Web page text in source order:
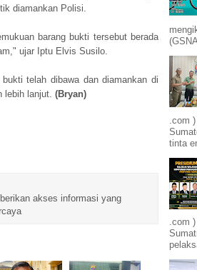
diamankan Polisi.
barang bukti tersebut berada
ujar Iptu Elvis Susilo.
telah dibawa dan diamankan di
lebih lanjut. (Bryan)
akses informasi yang
.com
tinta
.com